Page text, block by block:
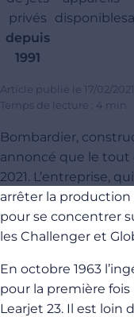
privés
depuis
1991
disponibles
Article publié le 17/02/2021
Temps de lecture : 4 min
Bombardier,
annoncé que le tout
2021. L’entreprise,
arrêter la production
pour se concentrer
les Challenger et
En octobre 1963
pour la première fois
Learjet 23. Il est loin